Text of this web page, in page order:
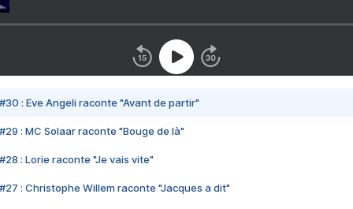
#30 : Eve Angeli raconte "Avant de partir"
#29 : MC Solaar raconte "Bouge de là"
#28 : Lorie raconte "Je vais vite"
#27 : Christophe Willem raconte "Jacques a dit"